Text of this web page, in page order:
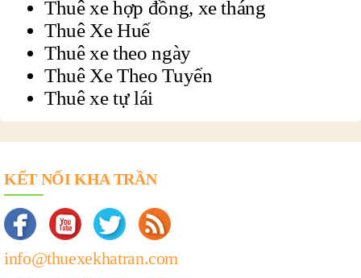
Thuê xe hợp đồng, xe tháng
Thuê Xe Huế
Thuê xe theo ngày
Thuê Xe Theo Tuyến
Thuê xe tự lái
KẾT NỐI KHA TRẦN
info@thuexekhatran.com